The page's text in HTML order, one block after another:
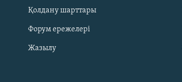
Қолдану шарттары
Форум ережелері
Жазылу